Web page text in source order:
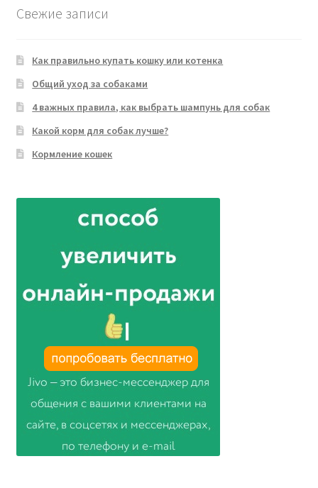
Свежие записи
Как правильно купать кошку или котенка
Общий уход за собаками
4 важных правила, как выбрать шампунь для собак
Какой корм для собак лучше?
Кормление кошек